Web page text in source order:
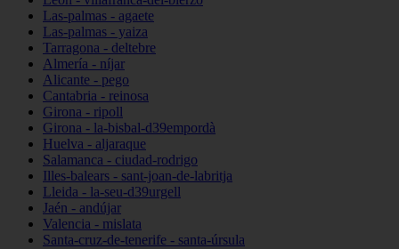
Las-palmas - agaete
Las-palmas - yaiza
Tarragona - deltebre
Almería - níjar
Alicante - pego
Cantabria - reinosa
Girona - ripoll
Girona - la-bisbal-d39empordà
Huelva - aljaraque
Salamanca - ciudad-rodrigo
Illes-balears - sant-joan-de-labritja
Lleida - la-seu-d39urgell
Jaén - andújar
Valencia - mislata
Santa-cruz-de-tenerife - santa-úrsula